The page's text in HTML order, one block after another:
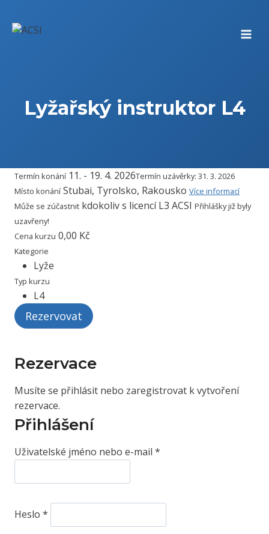
obsah
Lyžařský instruktor L4
Termín konání 11. - 19. 4. 2026Termín uzávěrky: 31. 3. 2026
Místo konání Stubai, Tyrolsko, Rakousko Více informací
Může se zúčastnit kdokoliv s licencí L3 ACSI Přihlášky již byly
uzavřeny!
Cena kurzu 0,00 Kč
Kategorie
Lyže
Typ kurzu
L4
Rezervovat
Rezervace
Musíte se přihlásit nebo zaregistrovat k vytvoření
rezervace.
Přihlášení
Uživatelské jméno nebo e-mail *
n
Heslo *
o